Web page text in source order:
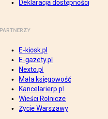
Deklaracja dostępności
PARTNERZY
E-kiosk.pl
E-gazety.pl
Nexto.pl
Mała księgowość
Kancelarierp.pl
Wieści Rolnicze
Życie Warszawy